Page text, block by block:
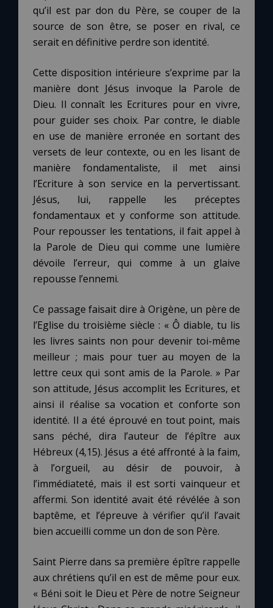
qu’il est par don du Père, se couper de la
source de son être, se poser en rival, ce
serait en définitive perdre son identité.
Cette disposition intérieure s’exprime par la
manière dont Jésus invoque la Parole de
Dieu. Il connaît les Ecritures pour en vivre,
pour guider ses choix. Par contre, le diable
en use de manière erronée en sortant des
versets de leur contexte, ou en les lisant de
manière fondamentaliste, il met ainsi
l’Ecriture à son service en la pervertissant.
Jésus, lui, rappelle les préceptes
fondamentaux et y conforme son attitude.
Pour repousser les tentations, il fait appel à
la Parole de Dieu qui comme une lumière
dévoile l’erreur, qui comme à un glaive
repousse l’ennemi.
Ce passage faisait dire à Origène, un père de
l’Eglise du troisième siècle : « Ô diable, tu lis
les livres saints non pour devenir toi-même
meilleur ; mais pour tuer au moyen de la
lettre ceux qui sont amis de la Parole. » Par
son attitude, Jésus accomplit les Ecritures, et
ainsi il réalise sa vocation et conforte son
identité. Il a été éprouvé en tout point, mais
sans péché, dira l’auteur de l’épître aux
Hébreux (4,15). Jésus a été affronté à la faim,
à l’orgueil, au désir de pouvoir, à
l’immédiateté, mais il est sorti vainqueur et
affermi. Son identité avait été révélée à son
baptême, et l’épreuve à vérifier qu’il l’avait
bien accueilli comme un don de son Père.
Saint Pierre dans sa première épître rappelle
aux chrétiens qu’il en est de même pour eux.
« Béni soit le Dieu et Père de notre Seigneur